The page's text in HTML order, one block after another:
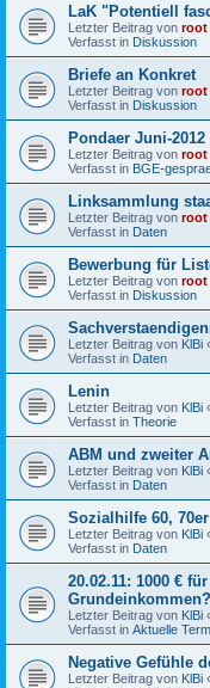
LaK "Potentiell
Letzter Beitrag von root
Verfasst in Diskussion
Briefe an Konkret
Letzter Beitrag von root
Verfasst in Diskussion
Pondaer Juni-2012
Letzter Beitrag von root
Verfasst in BGE-
Linksammlung
Letzter Beitrag von root
Verfasst in Daten
Bewerbung für
Letzter Beitrag von root
Verfasst in Diskussion
Letzter Beitrag von KlBi
Verfasst in Daten
Lenin
Letzter Beitrag von KlBi
Verfasst in Theorie
ABM und zweiter
Letzter Beitrag von KlBi
Verfasst in Daten
Sozialhilfe 60,
Letzter Beitrag von KlBi
Verfasst in Daten
20.02.11: 1000 €
Grundeinkommen?
Letzter Beitrag von KlBi
Verfasst in Aktuelle
Negative Gefühle
Letzter Beitrag von KlBi